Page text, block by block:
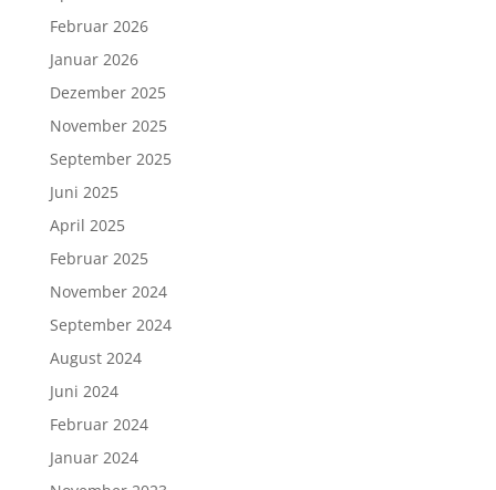
Februar 2026
Januar 2026
Dezember 2025
November 2025
September 2025
Juni 2025
April 2025
Februar 2025
November 2024
September 2024
August 2024
Juni 2024
Februar 2024
Januar 2024